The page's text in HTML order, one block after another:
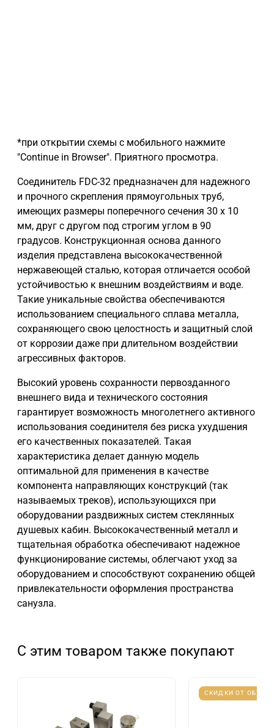
*при открытии схемы с мобильного нажмите
"Continue in Browser". Приятного просмотра.
Соединитель FDC-32 предназначен для надежного
и прочного скрепления прямоугольных труб,
имеющих размеры поперечного сечения 30 x 10
мм, друг с другом под строгим углом в 90
градусов. Конструкционная основа данного
изделия представлена высококачественной
нержавеющей сталью, которая отличается особой
устойчивостью к внешним воздействиям и воде.
Такие уникальные свойства обеспечиваются
использованием специального сплава металла,
сохраняющего свою целостность и защитный слой
от коррозии даже при длительном воздействии
агрессивных факторов.
Высокий уровень сохранности первозданного
внешнего вида и технического состояния
гарантирует возможность многолетнего активного
использования соединителя без риска ухудшения
его качественных показателей. Такая
характеристика делает данную модель
оптимальной для применения в качестве
компонента направляющих конструкций (так
называемых треков), использующихся при
оборудовании раздвижных систем стеклянных
душевых кабин. Высококачественный металл и
тщательная обработка обеспечивают надежное
функционирование системы, облегчают уход за
оборудованием и способствуют сохранению общей
привлекательности оформления пространства
санузла.
С этим товаром также покупают
СКИДКИ ОТ